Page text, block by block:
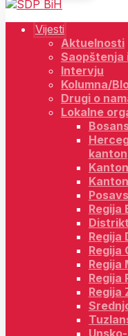
Vijesti
Aktuelnosti
Saopštenja
Intervju
Kolumna/
Drugi o
Lokalne
kanton
Regija
Regija
Regija
Regija
Regija
Regija